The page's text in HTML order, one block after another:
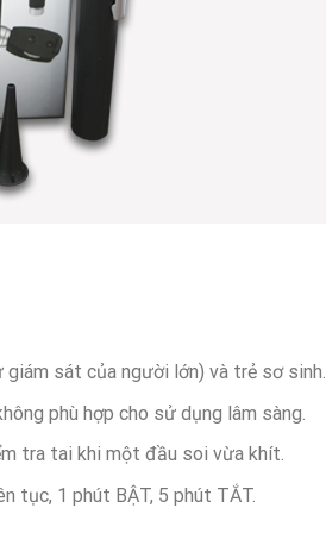
sát của người lớn) và trẻ sơ sinh.
phù hợp cho sử dụng lâm sàng.
tra tai khi một đầu soi vừa khít.
tục, 1 phút BẬT, 5 phút TẮT.